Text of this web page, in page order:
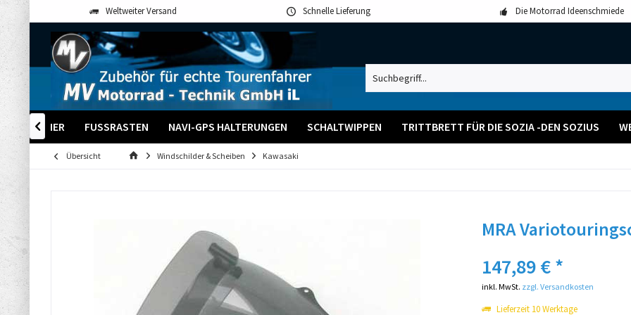
Weltweiter Versand Schnelle Lieferung Die Motorrad Ideenschmiede
NÄHER FUSSRASTEN NAVI-GPS HALTERUNGEN SCHALTWIPPEN TRITTBRETT FÜR DIE SOZIA -DEN SOZIUS

Übersicht Windschilder & Scheiben Kawasaki
MRA
147,89 € *
inkl. MwSt. zzgl. Versandkosten
Lieferzeit 10 Werktage